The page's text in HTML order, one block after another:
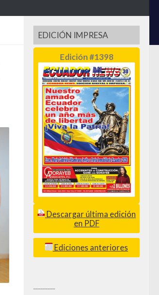
EDICIÓN IMPRESA
Edición #1398
Descargar última edición
en PDF
Ediciones anteriores